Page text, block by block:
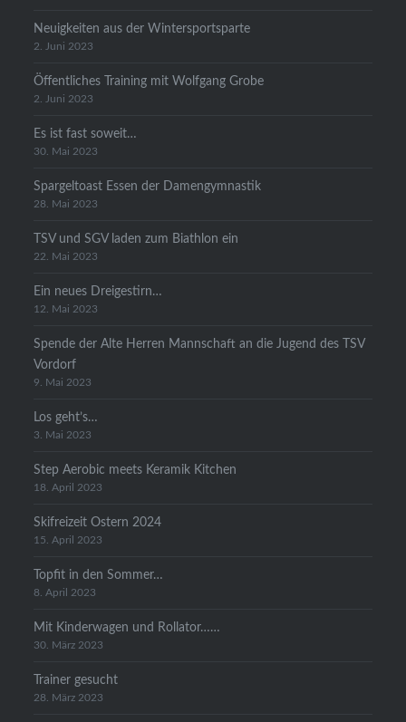
Neuigkeiten aus der Wintersportsparte
2. Juni 2023
Öffentliches Training mit Wolfgang Grobe
2. Juni 2023
Es ist fast soweit…
30. Mai 2023
Spargeltoast Essen der Damengymnastik
28. Mai 2023
TSV und SGV laden zum Biathlon ein
22. Mai 2023
Ein neues Dreigestirn…
12. Mai 2023
Spende der Alte Herren Mannschaft an die Jugend des TSV
Vordorf
9. Mai 2023
Los geht’s…
3. Mai 2023
Step Aerobic meets Keramik Kitchen
18. April 2023
Skifreizeit Ostern 2024
15. April 2023
Topfit in den Sommer…
8. April 2023
Mit Kinderwagen und Rollator……
30. März 2023
Trainer gesucht
28. März 2023